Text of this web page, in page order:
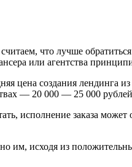
что лучше
или агентства
создания лендинга
— 20 000 — 25 000
исполнение заказа
им, исходя из